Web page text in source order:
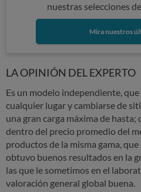
nuestras selecciones
Mira nuestros
LA OPINIÓN DEL EXPERTO
Es un modelo independiente,
cualquier lugar y cambiarse de
una gran carga máxima de hasta;
dentro del precio promedio del
productos de la misma gama,
obtuvo buenos resultados en la
las que le sometimos en el
valoración general global buena.